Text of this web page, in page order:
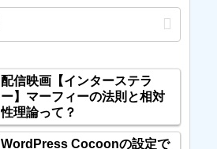
配信映画【インターステラ
ー】マーフィーの法則と相対
性理論って？
WordPress Cocoonの設定で